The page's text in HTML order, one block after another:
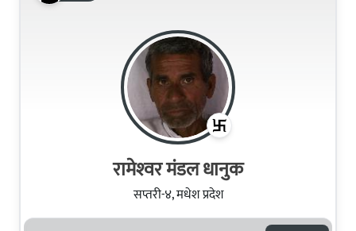
रामेश्‍वर मंडल धानुक
सप्तरी-४, मधेश प्रदेश